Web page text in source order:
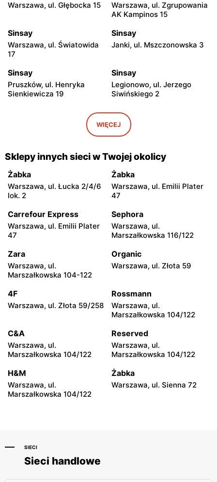
Warszawa, ul. Głębocka 15
Warszawa, ul. Zgrupowania
AK Kampinos 15
Sinsay
Warszawa, ul. Światowida
17
Sinsay
Janki, ul. Mszczonowska 3
Sinsay
Pruszków, ul. Henryka
Sienkiewicza 19
Sinsay
Legionowo, ul. Jerzego
Siwińskiego 2
Wołomin, ul. Geodetów 2
Sinsay
Otwock, ul. Płk. Ryszarda
Kuklińskiego 1
Sinsay
Otwock, ul. Karczewska 6
Sinsay
Podkowa Leśna, ul. Gołębia
26
Sinsay Sinsay
Wojska Polskiego 20
Sinsay
Rzemieślnicza 22
Sinsay
Konstytucji 3 Maja 5
Sinsay Sinsay
Sinsay Sinsay
Sochaczew, ul.
Sinsay
Wyszków, ul. Gen. Józefa
Sinsay
Płońsk, ul. Żołnierzy
Sinsay
Ciechanów, ul.
Sinsay
WIĘCEJ
Sklepy innych sieci w Twojej okolicy
Żabka
Warszawa, ul. Łucka 2/4/6
lok. 2
Żabka
Warszawa, ul. Emilii Plater
47
Carrefour Express
Warszawa, ul. Emilii Plater
47
Sephora
Warszawa, ul.
Marszałkowska 116/122
Zara
Warszawa, ul.
Marszałkowska 104-122
Organic
Warszawa, ul. Złota 59
4F
Warszawa, ul. Złota 59/258
Rossmann
Warszawa, ul.
Marszałkowska 104/122
C&A
Warszawa, ul.
Marszałkowska 104/122
Reserved
Warszawa, ul.
Marszałkowska 104/122
H&M
Warszawa, ul.
Marszałkowska 104/122
Żabka
Warszawa, ul. Sienna 72
SIECI
Sieci handlowe